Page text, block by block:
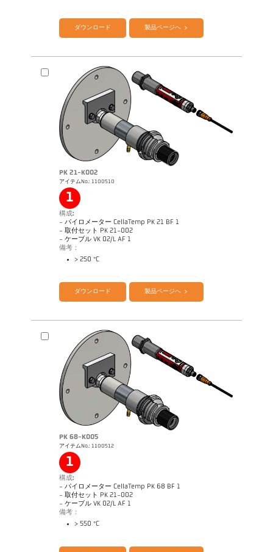
ダウンロード 製品ページへ
PK 21-K002
アイテムNo.: 1100510
1
構成:
- パイロメーター CellaTemp PK 21 BF 1
- 取付セット PK 21-002
- ケーブル VK 02/L AF 1
備考：
> 250 °C
アプリケーションレポート Furnace
ダウンロード 製品ページへ
PK 68-K005
アイテムNo.: 1100512
1
構成:
- パイロメーター CellaTemp PK 68 BF 1
- 取付セット PK 21-002
- ケーブル VK 02/L AF 1
備考：
> 550 °C